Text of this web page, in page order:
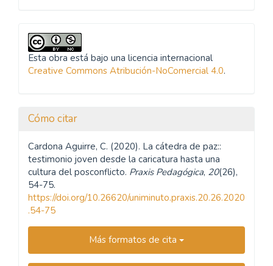
Esta obra está bajo una licencia internacional
Creative Commons Atribución-NoComercial 4.0.
Cómo citar
Cardona Aguirre, C. (2020). La cátedra de paz::
testimonio joven desde la caricatura hasta una
cultura del posconflicto. Praxis Pedagógica, 20(26),
54-75.
https://doi.org/10.26620/uniminuto.praxis.20.26.2020
.54-75
Más formatos de cita